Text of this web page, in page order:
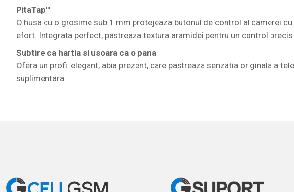
PitaTap™
O husa cu o grosime sub 1 mm protejeaza butonul de control al camerei
efort. Integrata perfect, pastreaza textura aramidei pentru un control precis
Subtire ca hartia si usoara ca o pana
Ofera un profil elegant, abia prezent, care pastreaza senzatia originala a
suplimentara.